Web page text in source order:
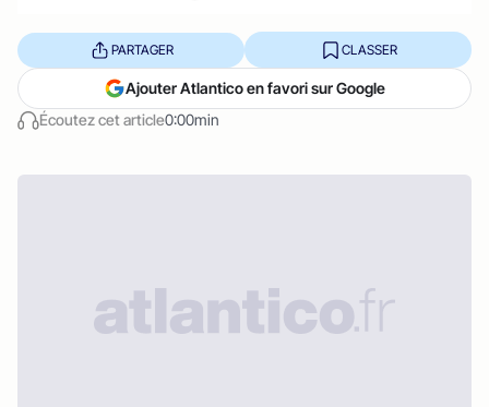
Écoutez cet article0:00min
PARTAGER CLASSER
Ajouter Atlantico en favori sur Google